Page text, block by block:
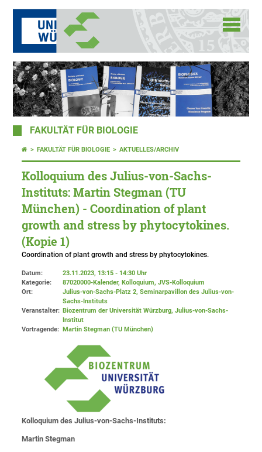
FAKULTÄT FÜR BIOLOGIE
FAKULTÄT FÜR BIOLOGIE AKTUELLES/ARCHIV
Kolloquium des Julius-von-Sachs-
Instituts: Martin Stegman (TU
München) - Coordination of plant
growth and stress by phytocytokines.
(Kopie 1)
Coordination of plant growth and stress by phytocytokines.
Datum:
23.11.2023, 13:15 - 14:30 Uhr
Kategorie:
87020000-Kalender, Kolloquium, JVS-Kolloquium
Ort:
Julius-von-Sachs-Platz 2, Seminarpavillon des Julius-von-
Sachs-Instituts
Veranstalter: Biozentrum der Universität Würzburg, Julius-von-Sachs-
Institut
Vortragende:
Martin Stegman (TU München)
Kolloquium des Julius-von-Sachs-Instituts:
Martin Stegman